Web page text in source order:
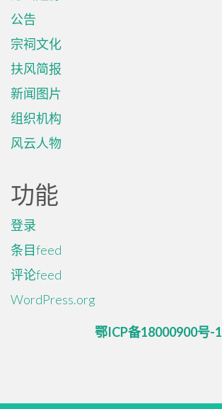
公告
宗祠文化
扶风简报
新闻图片
组织机构
风云人物
功能
登录
条目feed
评论feed
WordPress.org
鄂ICP备18000900号-1